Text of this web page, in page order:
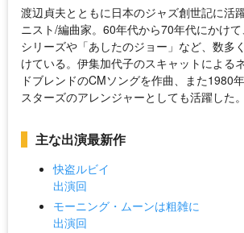
渡辺貞夫とともに日本のジャズ創世記に活
ニスト/編曲家。60年代から70年代にかけて
シリーズや「あしたのジョー」など、数多
けている。伊集加代子のスキャットによる
ドブレンドのCMソングを作曲、また1980
スターズのアレンジャーとしても活躍した。
主な出演最新作
快盗ルビイ
出演回
モーニング・ムーンは粗雑に
出演回